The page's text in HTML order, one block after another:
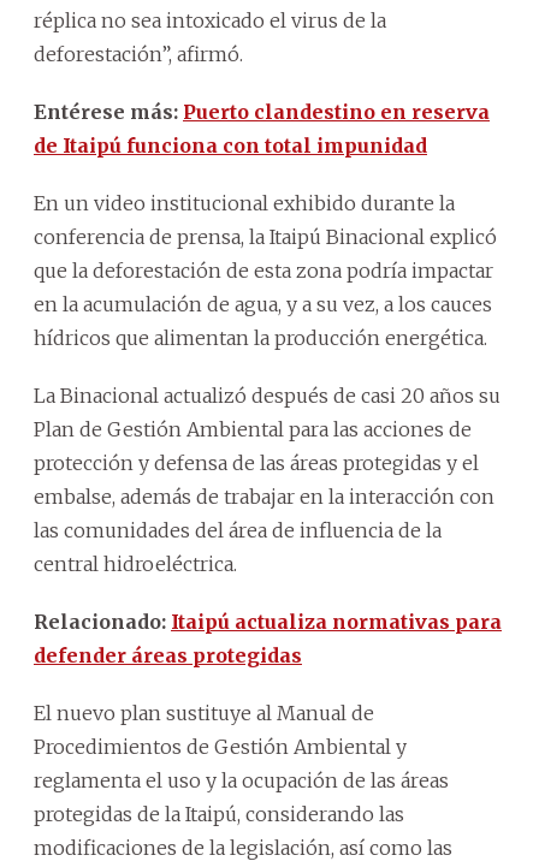
réplica no sea intoxicado el virus de la
deforestación”, afirmó.
Entérese más: Puerto clandestino en reserva
de Itaipú funciona con total impunidad
En un video institucional exhibido durante la
conferencia de prensa, la Itaipú Binacional explicó
que la deforestación de esta zona podría impactar
en la acumulación de agua, y a su vez, a los cauces
hídricos que alimentan la producción energética.
La Binacional actualizó después de casi 20 años su
Plan de Gestión Ambiental para las acciones de
protección y defensa de las áreas protegidas y el
embalse, además de trabajar en la interacción con
las comunidades del área de influencia de la
central hidroeléctrica.
Relacionado: Itaipú actualiza normativas para
defender áreas protegidas
El nuevo plan sustituye al Manual de
Procedimientos de Gestión Ambiental y
reglamenta el uso y la ocupación de las áreas
protegidas de la Itaipú, considerando las
modificaciones de la legislación, así como las